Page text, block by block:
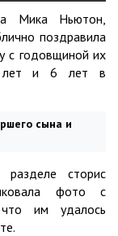
Мика Ньютон,
поздравила
с годовщиной их
лет и 6 лет в
сына и
сторис
фото с
им удалось